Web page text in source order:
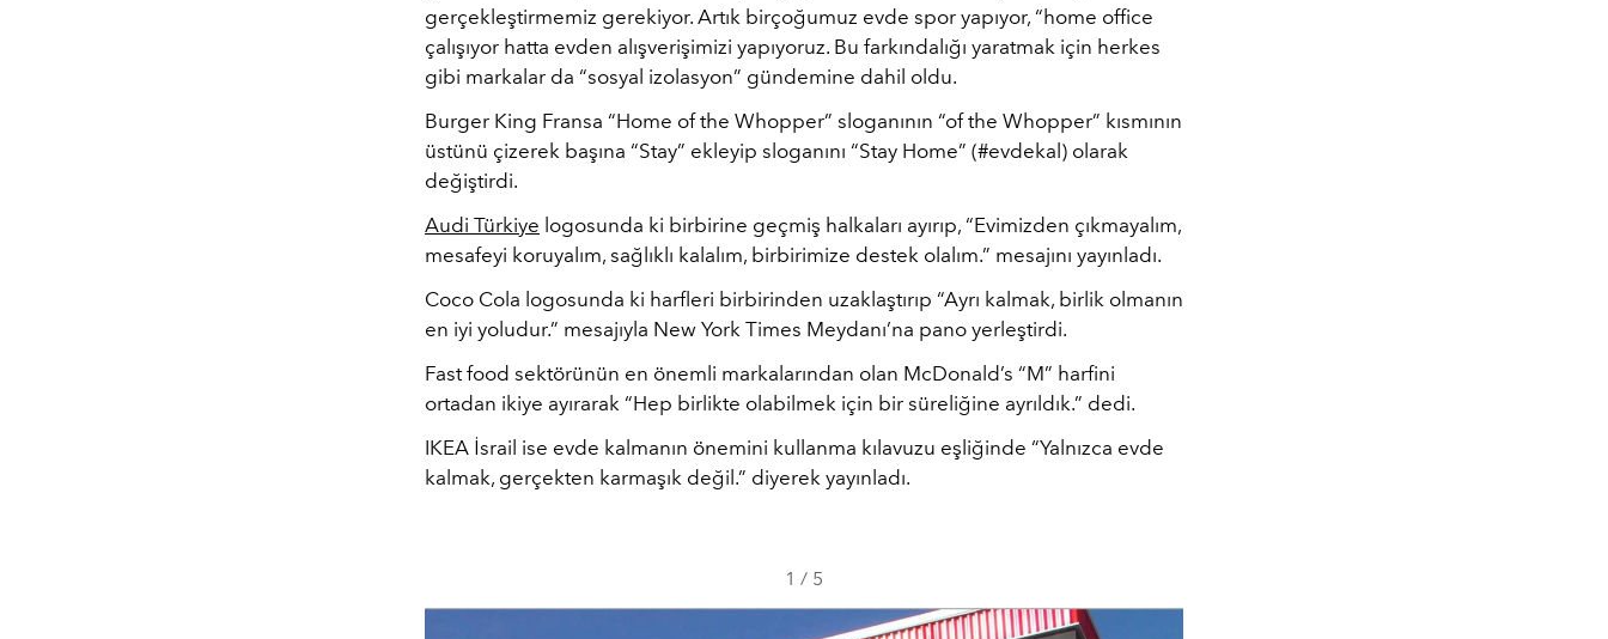
gerçekleştirmemiz gerekiyor. Artık birçoğumuz evde spor yapıyor, “home office
çalışıyor hatta evden alışverişimizi yapıyoruz. Bu farkındalığı yaratmak için herkes
gibi markalar da “sosyal izolasyon” gündemine dahil oldu.
Burger King Fransa “Home of the Whopper” sloganının “of the Whopper” kısmının
üstünü çizerek başına “Stay” ekleyip sloganını “Stay Home” (#evdekal) olarak
değiştirdi.
Audi Türkiye logosunda ki birbirine geçmiş halkaları ayırıp, “Evimizden çıkmayalım,
mesafeyi koruyalım, sağlıklı kalalım, birbirimize destek olalım.” mesajını yayınladı.
Coco Cola logosunda ki harfleri birbirinden uzaklaştırıp “Ayrı kalmak, birlik olmanın
en iyi yoludur.” mesajıyla New York Times Meydanı’na pano yerleştirdi.
Fast food sektörünün en önemli markalarından olan McDonald’s “M” harfini
ortadan ikiye ayırarak “Hep birlikte olabilmek için bir süreliğine ayrıldık.” dedi.
IKEA İsrail ise evde kalmanın önemini kullanma kılavuzu eşliğinde “Yalnızca evde
kalmak, gerçekten karmaşık değil.” diyerek yayınladı.
1 / 5